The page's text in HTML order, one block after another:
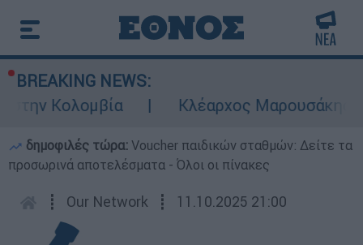
BREAKING NEWS:
Κολομβία
Κλέαρχος Μαρουσάκης:
δημοφιλές τώρα: Voucher παιδικών σταθμών: Δείτε τα
προσωρινά αποτελέσματα - Όλοι οι πίνακες
┋ Our Network ┋ 11.10.2025 21:00